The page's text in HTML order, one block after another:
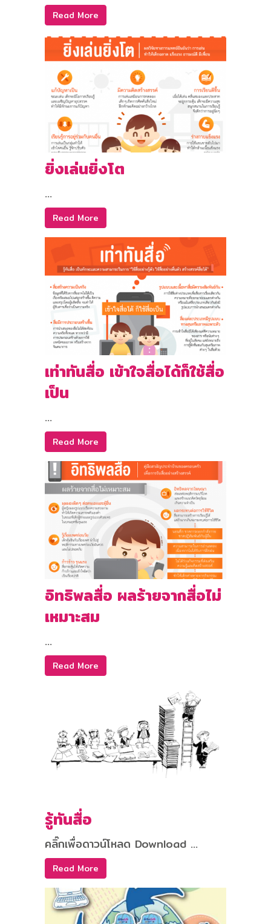
Read More
ยิ่งเล่นยิ่งโต
...
Read More
เท่าทันสื่อ เข้าใจสื่อได้ก็ใช้สื่อ
เป็น
...
Read More
อิทธิพลสื่อ ผลร้ายจากสื่อไม่
เหมาะสม
...
Read More
รู้ทันสื่อ
คลิ๊กเพื่อดาวน์โหลด Download ...
Read More